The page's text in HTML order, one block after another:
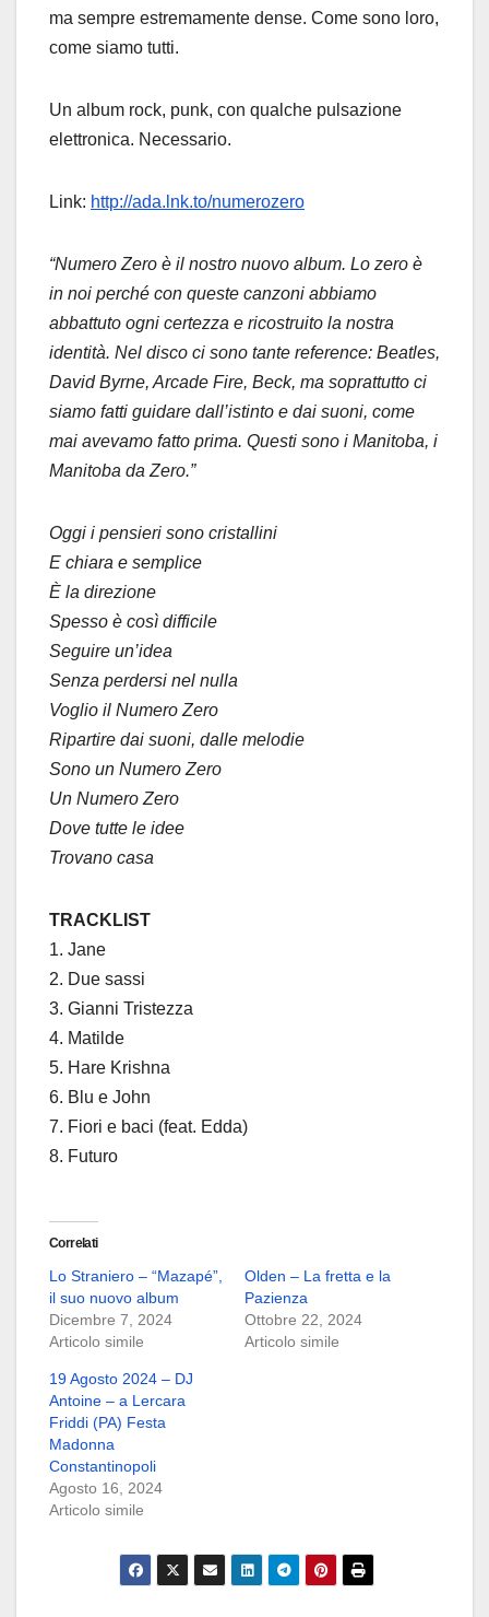
ma sempre estremamente dense. Come sono loro,
come siamo tutti.
Un album rock, punk, con qualche pulsazione
elettronica. Necessario.
Link: http://ada.lnk.to/numerozero
“Numero Zero è il nostro nuovo album. Lo zero è
in noi perché con queste canzoni abbiamo
abbattuto ogni certezza e ricostruito la nostra
identità. Nel disco ci sono tante reference: Beatles,
David Byrne, Arcade Fire, Beck, ma soprattutto ci
siamo fatti guidare dall’istinto e dai suoni, come
mai avevamo fatto prima. Questi sono i Manitoba, i
Manitoba da Zero.”
Oggi i pensieri sono cristallini
E chiara e semplice
È la direzione
Spesso è così difficile
Seguire un’idea
Senza perdersi nel nulla
Voglio il Numero Zero
Ripartire dai suoni, dalle melodie
Sono un Numero Zero
Un Numero Zero
Dove tutte le idee
Trovano casa
TRACKLIST
1. Jane
2. ⁠Due sassi
3. Gianni Tristezza
4. Matilde
5. Hare Krishna
6. Blu e John
7. Fiori e baci (feat. Edda)
8. Futuro
Correlati
Lo Straniero – “Mazapé”,
il suo nuovo album
Dicembre 7, 2024
Articolo simile
Olden – La fretta e la
Pazienza
Ottobre 22, 2024
Articolo simile
19 Agosto 2024 – DJ
Antoine – a Lercara
Friddi (PA) Festa
Madonna
Constantinopoli
Agosto 16, 2024
Articolo simile